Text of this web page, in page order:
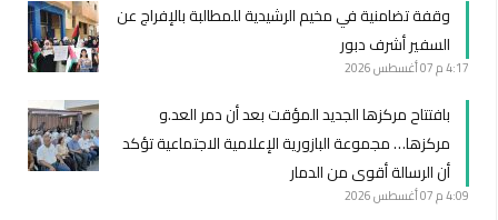
وقفة تضامنية في مخيم الرشيدية للمطالبة بالإفراج عن
السفير أشرف دبور
4:17 م 07 أغسطس 2026
بافتتاح مركزها الجديد المؤقت بعد أن دمر العد.و
مركزها… مجموعة البازورية الإعلامية الاجتماعية تؤكد
أن الرسالة أقوى من الدمار
4:09 م 07 أغسطس 2026